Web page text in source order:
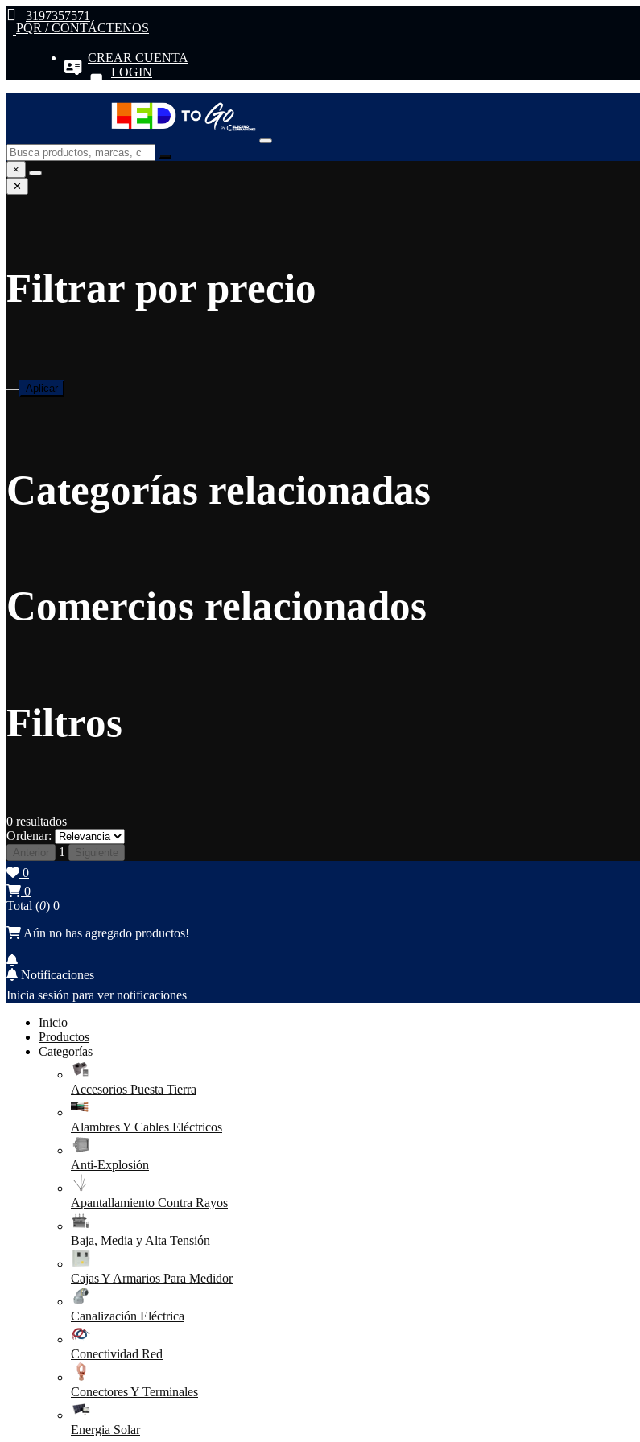
3197357571
PQR / CONTÁCTENOS
CREAR CUENTA
LOGIN
×
✕
Filtrar por precio
— Aplicar
Categorías relacionadas
Comercios relacionados
Filtros
0 resultados
Ordenar:
Anterior 1 Siguiente
0
0
Total (0) 0
Aún no has agregado productos!
Notificaciones
Inicia sesión para ver notificaciones
Inicio
Productos
Categorías
Accesorios Puesta Tierra
Alambres Y Cables Eléctricos
Anti-Explosión
Apantallamiento Contra Rayos
Baja, Media y Alta Tensión
Cajas Y Armarios Para Medidor
Canalización Eléctrica
Conectividad Red
Conectores Y Terminales
Energia Solar